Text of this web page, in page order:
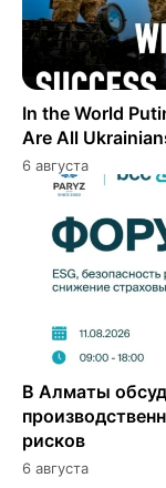
In the World
Are All
6 августа
В Алматы
рисков
6 августа